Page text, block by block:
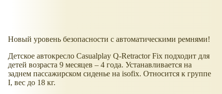
Новый уровень безопасности с автоматическими ремнями!
Детское автокресло Casualplay Q-Retractor Fix подходит для
детей возраста 9 месяцев – 4 года. Устанавливается на
заднем пассажирском сиденье на isofix. Относится к группе
I, вес до 18 кг.